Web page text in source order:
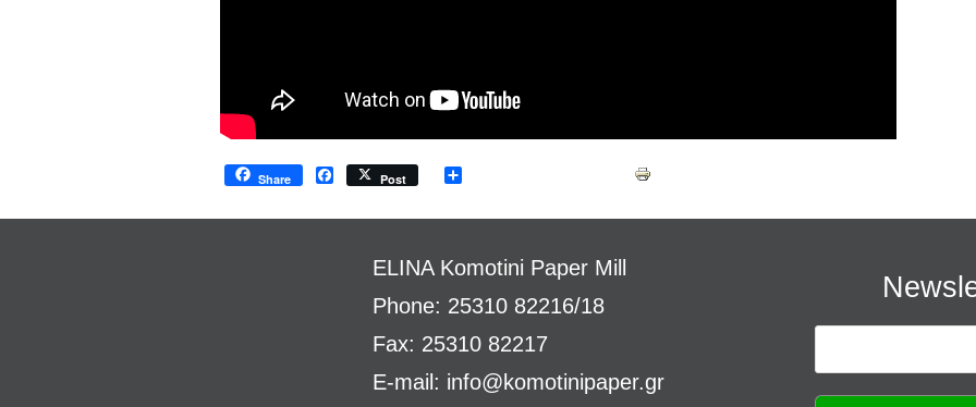
Share Facebook
Post Share
ELINA Komotini Paper Mill
Phone: 25310 82216/18
Fax: 25310 82217
E-mail: info@komotinipaper.gr